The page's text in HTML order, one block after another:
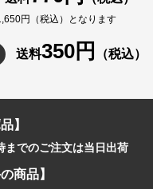
円（税込）となります
送料350円 （税込）
】
までのご注文は当日出荷
商品】